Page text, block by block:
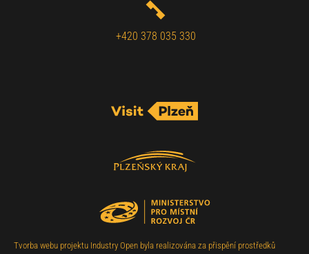
+420 378 035 330
Tvorba webu projektu Industry Open byla realizována za přispění prostředků